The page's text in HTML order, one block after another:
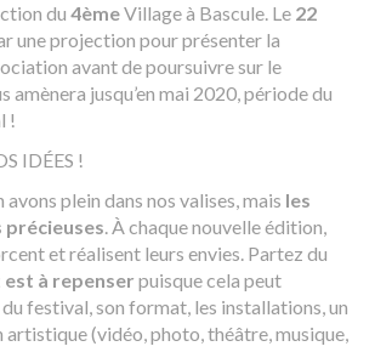
du 4èmeVillage à Bascule. Le 22
une projection pour présenter la
avant de poursuivre sur le
amènera jusqu’en mai 2020, période du
!
IDÉES !
avons plein dans nos valises, mais les
. À chaque nouvelle édition,
et réalisent leurs envies. Partez du
à repenser puisque cela peut
festival, son format, les installations, un
(vidéo, photo, théâtre, musique,